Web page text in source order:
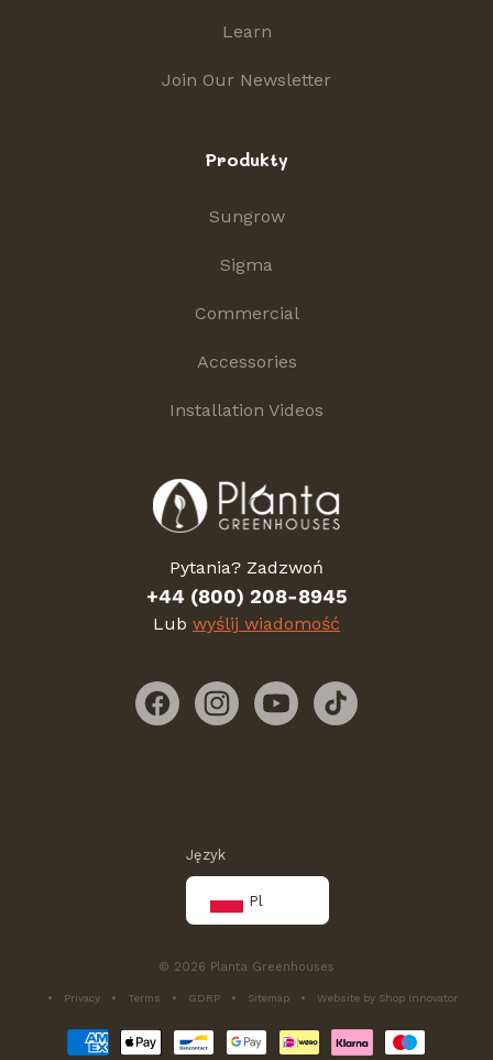
Learn
Join Our Newsletter
Produkty
Sungrow
Sigma
Commercial
Accessories
Installation Videos
Pytania? Zadzwoń
+44 (800) 208-8945
Lub wyślij wiadomość
FacebookuInstagramaYouTubeTikTok
Język
Pl
Metody
© 2026 Planta Greenhouses
Privacy Terms GDRP Sitemap Website by Shop Innovator